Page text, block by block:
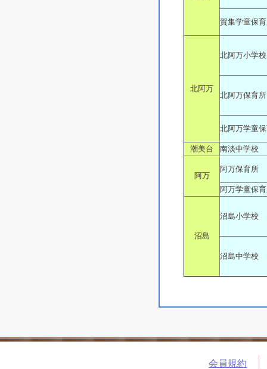
賀集学童保
北阿万
北阿万小学校
北阿万保育所
北阿万学童
潮美台 南淡中学校
阿万
阿万保育所
阿万学童保
沼島
沼島小学校
沼島中学校
会員規約